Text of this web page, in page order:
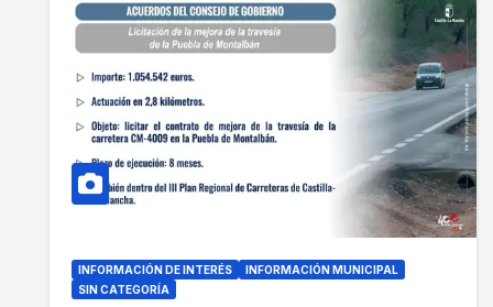
INFORMACIÓN DE INTERÉS
INFORMACIÓN MUNICIPAL
SIN CATEGORÍA